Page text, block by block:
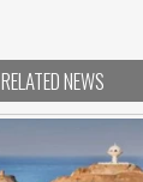
RELATED NEWS